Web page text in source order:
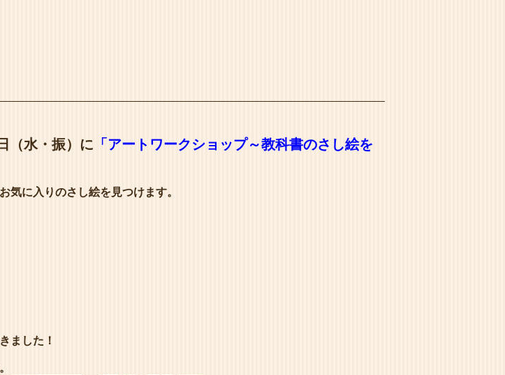
（水・振）に 「 アートワークショップ～教科書のさし絵を
気に入りのさし絵を見つけます。
ました！